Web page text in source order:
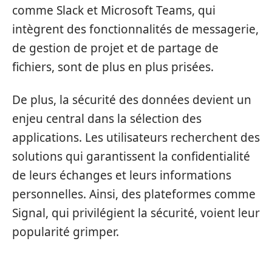
comme Slack et Microsoft Teams, qui
intègrent des fonctionnalités de messagerie,
de gestion de projet et de partage de
fichiers, sont de plus en plus prisées.
De plus, la sécurité des données devient un
enjeu central dans la sélection des
applications. Les utilisateurs recherchent des
solutions qui garantissent la confidentialité
de leurs échanges et leurs informations
personnelles. Ainsi, des plateformes comme
Signal, qui privilégient la sécurité, voient leur
popularité grimper.